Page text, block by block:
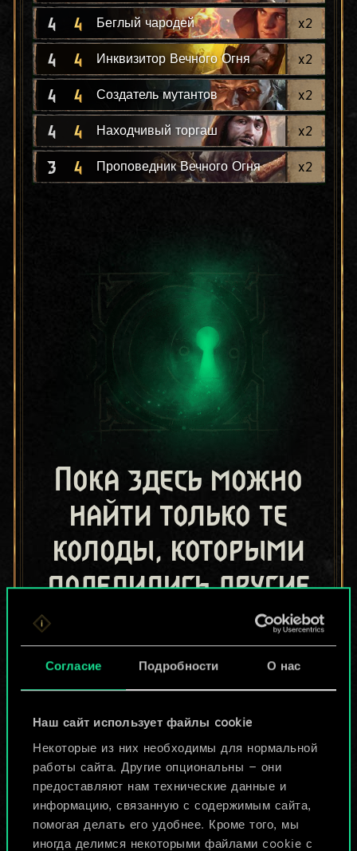
Согласие Подробности О нас
Наш сайт использует файлы cookie
Некоторые из них необходимы для нормальной
работы сайта. Другие опциональны — они
предоставляют нам технические данные и
информацию, связанную с содержимым сайта,
помогая делать его удобнее. Кроме того, мы
иногда делимся некоторыми файлами cookie с
4 4 Беглый чародей x2
4 4 Инквизитор Вечного Огня x2
4 4 Создатель мутантов x2
4 4 Находчивый торгаш x2
3 4 Проповедник Вечного Огня x2
Пока здесь можно
найти только те
колоды, которыми
поделились другие
Но их может быть
больше!
Назвать колоду и описать её
ИЛИ